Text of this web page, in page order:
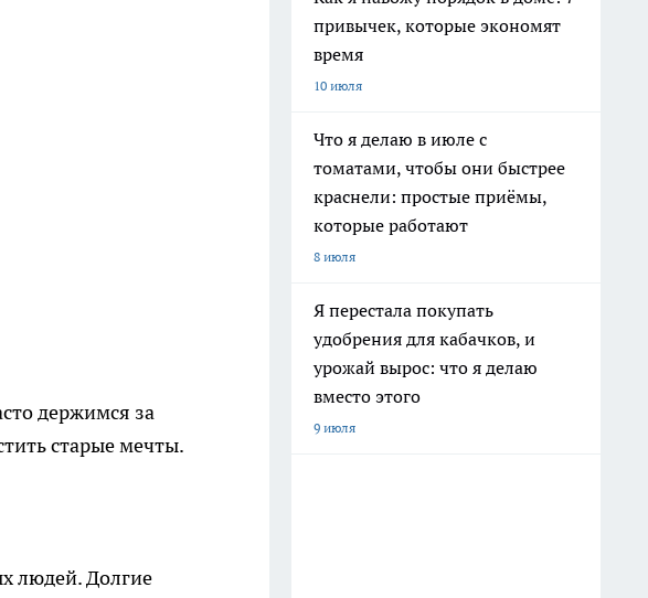
держимся за
старые мечты.
людей. Долгие
привычек, которые экономят
время
10 июля
Что я делаю в июле с
томатами, чтобы они быстрее
краснели: простые приёмы,
которые работают
8 июля
Я перестала покупать
удобрения для кабачков, и
урожай вырос: что я делаю
вместо этого
9 июля